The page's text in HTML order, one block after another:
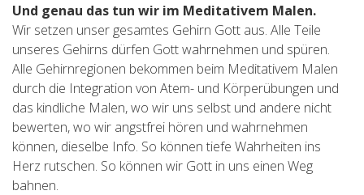
Und genau das tun wir im Meditativem Malen.
Wir setzen unser gesamtes Gehirn Gott aus. Alle Teile
unseres Gehirns dürfen Gott wahrnehmen und spüren.
Alle Gehirnregionen bekommen beim Meditativem Malen
durch die Integration von Atem- und Körperübungen und
das kindliche Malen, wo wir uns selbst und andere nicht
bewerten, wo wir angstfrei hören und wahrnehmen
können, dieselbe Info. So können tiefe Wahrheiten ins
Herz rutschen. So können wir Gott in uns einen Weg
bahnen.